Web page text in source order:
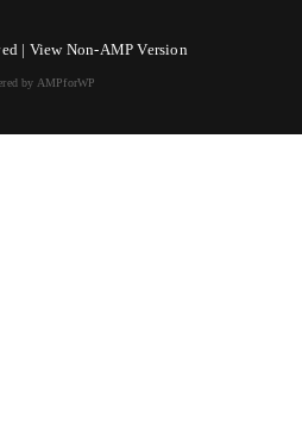
| View Non-AMP Version
by AMPforWP